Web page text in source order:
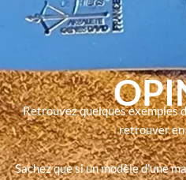
Retrouvez quelques exemples
retrouver
Sachez que si un modèle d’une